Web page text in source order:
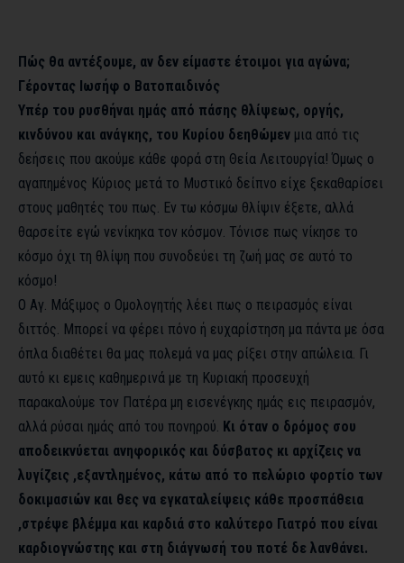
Πώς θα αντέξουμε, αν δεν είμαστε έτοιμοι για αγώνα;
Γέροντας Ιωσήφ ο Βατοπαιδινός
Υπέρ του ρυσθήναι ημάς από πάσης θλίψεως, οργής,
κινδύνου και ανάγκης, του Κυρίου δεηθώμεν μια από τις
δεήσεις που ακούμε κάθε φορά στη Θεία Λειτουργία! Όμως ο
αγαπημένος Κύριος μετά το Μυστικό δείπνο είχε ξεκαθαρίσει
στους μαθητές του πως. Εν τω κόσμω θλίψιν έξετε, αλλά
θαρσείτε εγώ νενίκηκα τον κόσμον. Τόνισε πως νίκησε το
κόσμο όχι τη θλίψη που συνοδεύει τη ζωή μας σε αυτό το
κόσμο!
Ο Αγ. Μάξιμος ο Ομολογητής λέει πως ο πειρασμός είναι
διττός. Μπορεί να φέρει πόνο ή ευχαρίστηση μα πάντα με όσα
όπλα διαθέτει θα μας πολεμά να μας ρίξει στην απώλεια. Γι
αυτό κι εμεις καθημερινά με τη Κυριακή προσευχή
παρακαλούμε τον Πατέρα μη εισενέγκης ημάς εις πειρασμόν,
αλλά ρύσαι ημάς από του πονηρού. Κι όταν ο δρόμος σου
αποδεικνύεται ανηφορικός και δύσβατος κι αρχίζεις να
λυγίζεις ,εξαντλημένος, κάτω από το πελώριο φορτίο των
δοκιμασιών και θες να εγκαταλείψεις κάθε προσπάθεια
,στρέψε βλέμμα και καρδιά στο καλύτερο Γιατρό που είναι
καρδιογνώστης και στη διάγνωσή του ποτέ δε λανθάνει.